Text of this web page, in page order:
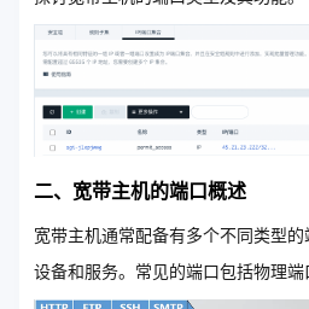
二、宽带主机的端口概述
宽带主机通常配备有多个不同类型
设备和服务。常见的端口包括物理端